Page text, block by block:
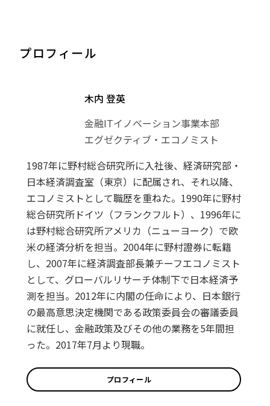
プロフィール
木内 登英
金融ITイノベーション事業本部
エグゼクティブ・エコノミスト
1987年に野村総合研究所に入社後、経済研究部・
日本経済調査室（東京）に配属され、それ以降、
エコノミストとして職歴を重ねた。1990年に野村
総合研究所ドイツ（フランクフルト）、1996年に
は野村総合研究所アメリカ（ニューヨーク）で欧
米の経済分析を担当。2004年に野村證券に転籍
し、2007年に経済調査部長兼チーフエコノミスト
として、グローバルリサーチ体制下で日本経済予
測を担当。2012年に内閣の任命により、日本銀行
の最高意思決定機関である政策委員会の審議委員
に就任し、金融政策及びその他の業務を5年間担
った。2017年7月より現職。
プロフィール